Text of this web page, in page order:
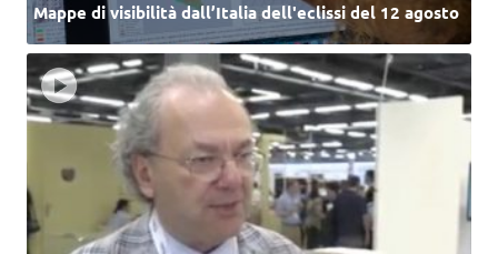
Mappe di visibilità dall’Italia dell'eclissi del 12 agosto